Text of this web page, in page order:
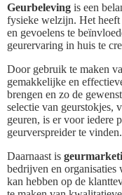
Geurbeleving is een
fysieke welzijn. Het heeft
en gevoelens te
geurervaring in huis te
Door gebruik te maken
gemakkelijke en
brengen en zo de
selectie van geurstokjes,
geuren, is er voor iedere
geurverspreider te vinden.
Daarnaast is
bedrijven en organisaties
kan hebben op de